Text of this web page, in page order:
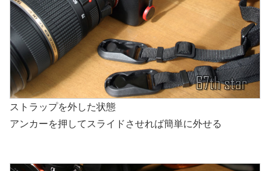
ストラップを外した状態
アンカーを押してスライドさせれば簡単に外せる